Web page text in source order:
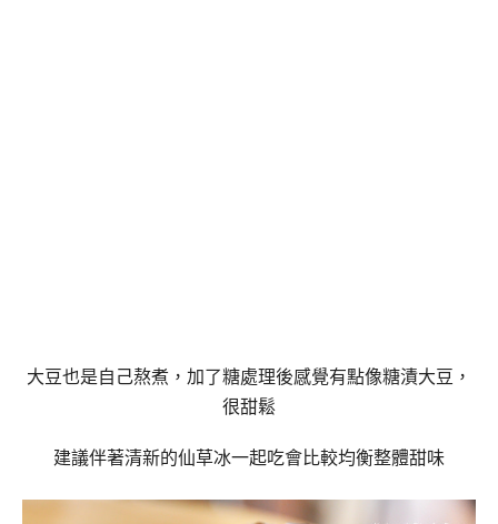
大豆也是自己熬煮，加了糖處理後感覺有點像糖漬大豆，
很甜鬆
建議伴著清新的仙草冰一起吃會比較均衡整體甜味